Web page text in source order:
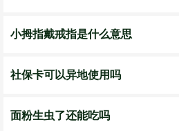
小拇指戴戒指是什么意思
社保卡可以异地使用吗
面粉生虫了还能吃吗